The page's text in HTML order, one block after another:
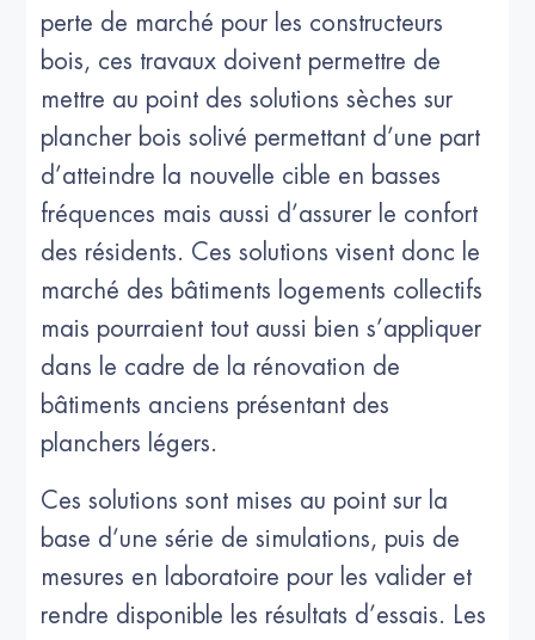
perte de marché pour les constructeurs
bois, ces travaux doivent permettre de
mettre au point des solutions sèches sur
plancher bois solivé permettant d’une part
d’atteindre la nouvelle cible en basses
fréquences mais aussi d’assurer le confort
des résidents. Ces solutions visent donc le
marché des bâtiments logements collectifs
mais pourraient tout aussi bien s’appliquer
dans le cadre de la rénovation de
bâtiments anciens présentant des
planchers légers.
Ces solutions sont mises au point sur la
base d’une série de simulations, puis de
mesures en laboratoire pour les valider et
rendre disponible les résultats d’essais. Les